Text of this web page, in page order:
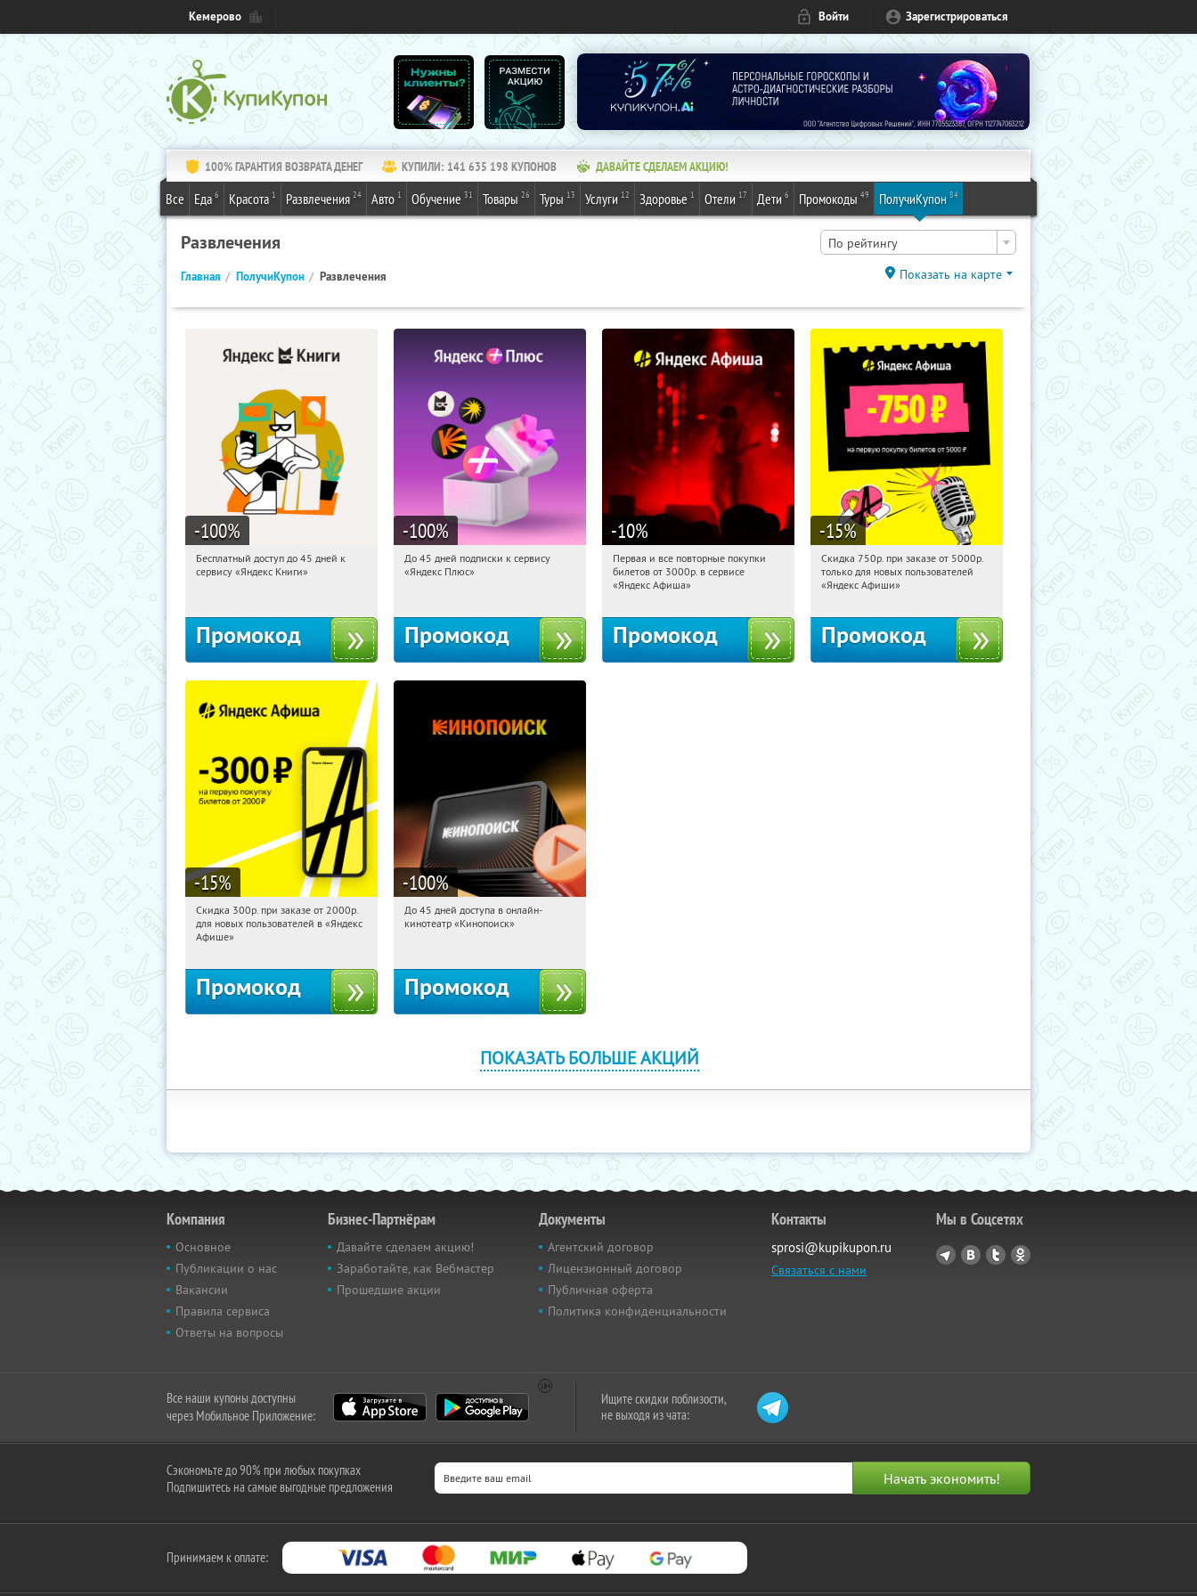
Кемерово Войти Зарегистрироваться
100% ГАРАНТИЯ ВОЗВРАТА ДЕНЕГ КУПИЛИ: 141 635 198 КУПОНОВ ДАВАЙТЕ СДЕЛАЕМ АКЦИЮ!
Все Еда 6 Красота 1 Развлечения 24 Авто 1 Обучение 31 Товары 26 Туры 13 Услуги 12 Здоровье 1 Отели 17 Дети 6 Промокоды 49 ПолучиКупон 84
Развлечения По рейтингу
Главная ПолучиКупон Развлечения Показать на карте
-100%
15:38:57
Получи первым!
Бесплатный доступ до 45 дней к
сервису «Яндекс Книги»
Промокод
-100%
15:38:57 Получили:
До 45 дней подписки к сервису
«Яндекс Плюс»
Промокод
-10%
15:38:57 Получили:
Россия
Первая и все повторные покупки
билетов от 3000р. в сервисе
«Яндекс Афиша»
Промокод
-15%
15:38:57 Получили:114
Россия
Скидка 750р. при заказе от 5000р.
только для новых пользователей
«Яндекс Афиши»
Промокод
-15%
15:38:57 Получили:65
Россия
Скидка 300р. при заказе от 2000р.
для новых пользователей в «Яндекс
Афише»
Промокод
-100%
15:38:57 Получили:
До 45 дней доступа в онлайн-
кинотеатр «Кинопоиск»
Промокод
ПОКАЗАТЬ БОЛЬШЕ АКЦИЙ
Компания
Основное
Публикации о нас
Вакансии
Правила сервиса
Ответы на вопросы
Бизнес-Партнёрам
Давайте сделаем акцию!
Заработайте, как Вебмастер
Прошедшие акции
Документы
Агентский договор
Лицензионный договор
Публичная оферта
Политика конфиденциальности
Контакты
sprosi@kupikupon.ru
Связаться с нами
Мы в Соцсетях
Все наши купоны доступны
через Мобильное Приложение:
Ищите скидки поблизости,
не выходя из чата:
Сэкономьте до 90% при любых покупках
Подпишитесь на самые выгодные предложения
Принимаем к оплате: